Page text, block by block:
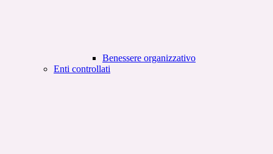
Benessere organizzativo
Enti controllati